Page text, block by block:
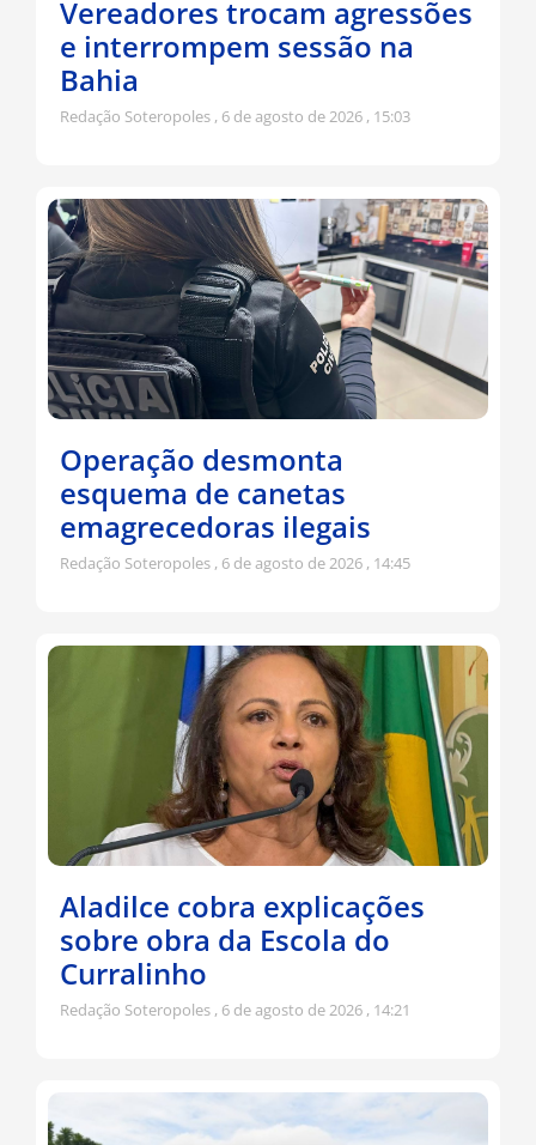
Vereadores trocam agressões
e interrompem sessão na
Bahia
Redação Soteropoles 6 de agosto de 2026 15:03
Operação desmonta
esquema de canetas
emagrecedoras ilegais
Redação Soteropoles 6 de agosto de 2026 14:45
Aladilce cobra explicações
sobre obra da Escola do
Curralinho
Redação Soteropoles 6 de agosto de 2026 14:21